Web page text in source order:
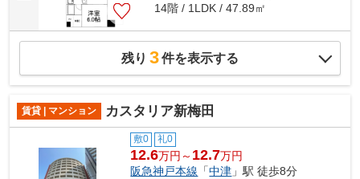
14階 / 1LDK / 47.89㎡
残り 3件を表示する
賃貸 | マンション カスタリア新梅田
敷0 礼0
12.6万円～ 12.7万円
阪急神戸本線 「中津 」駅 徒歩8分